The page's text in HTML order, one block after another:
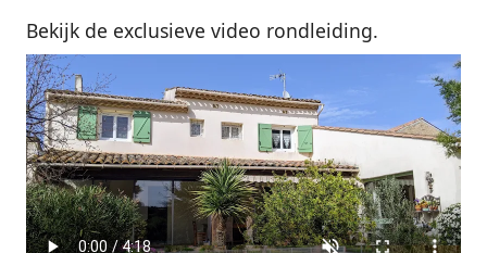
Bekijk de exclusieve video rondleiding.